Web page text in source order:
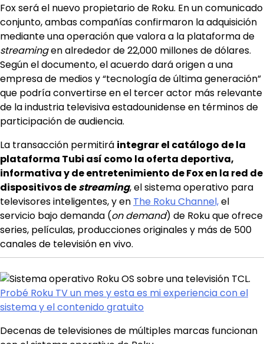
Fox será el nuevo propietario de Roku. En un comunicado
conjunto, ambas compañías confirmaron la adquisición
mediante una operación que valora a la plataforma de
streamingen alrededor de 22,000 millones de dólares.
Según el documento, el acuerdo dará origen a una
empresa de medios y “tecnología de última generación”
que podría convertirse en el tercer actor más relevante
de la industria televisiva estadounidense en términos de
participación de audiencia.
La transacción permitirá integrar el catálogo de la
plataforma Tubi así como la oferta deportiva,
informativa y de entretenimiento de Fox en la red de
dispositivos destreaming, el sistema operativo para
televisores inteligentes, y en The Roku Channel,el
servicio bajo demanda (on demand) de Roku que ofrece
series, películas, producciones originales y más de 500
canales de televisión en vivo.
Probé Roku TV un mes y esta es mi experiencia con el
sistema y el contenido gratuito
Decenas de televisiones de múltiples marcas funcionan